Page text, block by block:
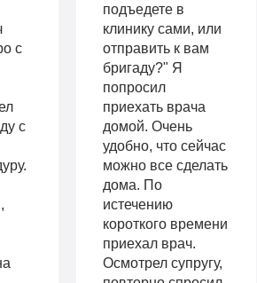
с
с
подъедете в
клинику сами, или
отправить к вам
бригаду?" Я
попросил
приехать врача
домой. Очень
удобно, что сейчас
можно все сделать
дома. По
истечению
короткого времени
приехал врач.
Осмотрел супругу,